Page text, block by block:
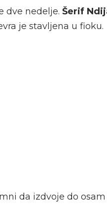
dve nedelje. Šerif
je stavljena u fioku.
da izdvoje do